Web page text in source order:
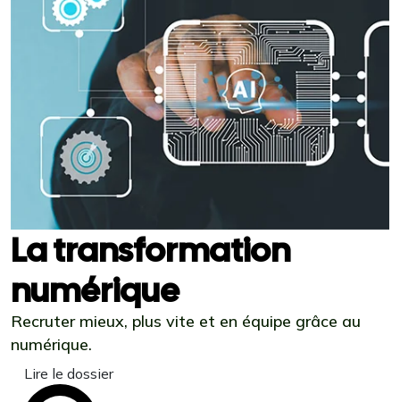
La transformation
numérique
Recruter mieux, plus vite et en équipe grâce au
numérique.
Lire le dossier